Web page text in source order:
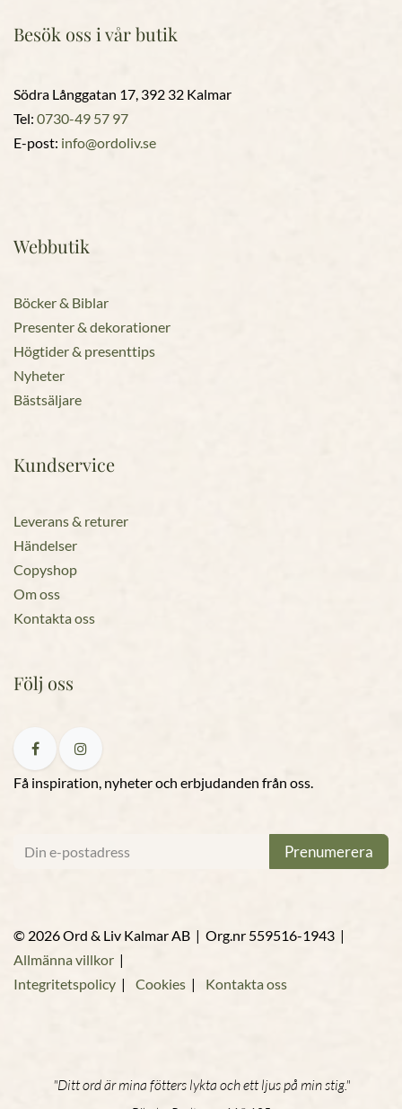
Besök oss i vår butik
Södra Långgatan 17, 392 32 Kalmar
Tel: 0730-49 57 97
E-post: info@ordoliv.se
Webbutik
Böcker & Biblar
Presenter & dekorationer
Högtider & presenttips
Nyheter
Bästsäljare
Kundservice
Leverans & returer
Händelser
Copyshop
Om oss
Kontakta oss
Följ oss
Få inspiration, nyheter och erbjudanden från oss.
Prenumerera
© 2026 Ord & Liv Kalmar AB | Org.nr 559516-1943 |
Allmänna villkor |
Integritetspolicy | Cookies | Kontakta oss
"Ditt ord är mina fötters lykta och ett ljus på min stig."